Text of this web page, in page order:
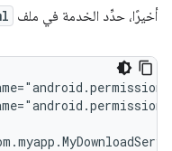
أخيرًا، حدِّد الخدمة في ملف